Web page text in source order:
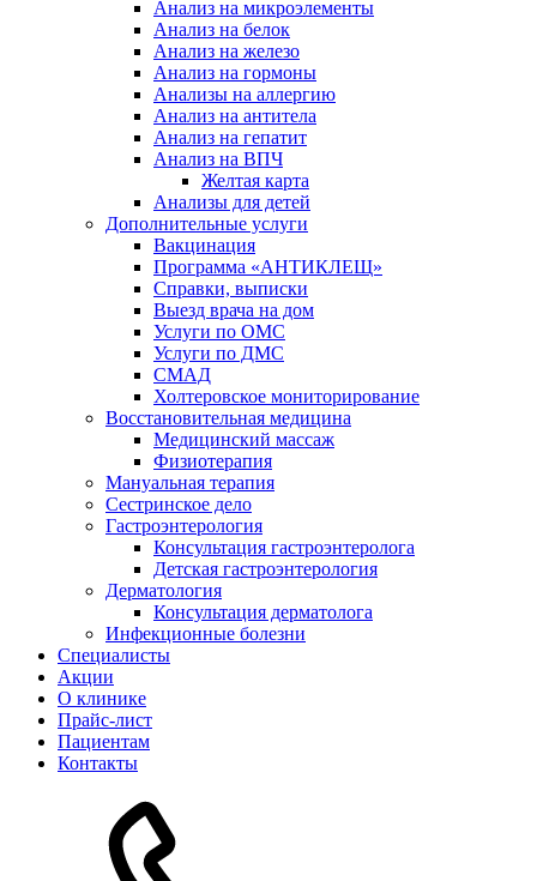
Анализ на микроэлементы
Анализ на белок
Анализ на железо
Анализ на гормоны
Анализы на аллергию
Анализ на антитела
Анализ на гепатит
Анализ на ВПЧ
Желтая карта
Анализы для детей
Дополнительные услуги
Вакцинация
Программа «АНТИКЛЕЩ»
Справки, выписки
Выезд врача на дом
Услуги по ОМС
Услуги по ДМС
СМАД
Холтеровское мониторирование
Восстановительная медицина
Медицинский массаж
Физиотерапия
Мануальная терапия
Сестринское дело
Гастроэнтерология
Консультация гастроэнтеролога
Детская гастроэнтерология
Дерматология
Консультация дерматолога
Инфекционные болезни
Специалисты
Акции
О клинике
Прайс-лист
Пациентам
Контакты